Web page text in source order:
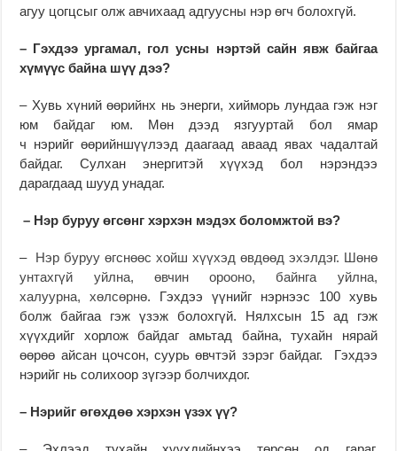
агуу цогцсыг олж авчихаад адгуусны нэр өгч болохгүй.
– Гэхдээ ургамал, гол усны нэртэй сайн явж байгаа
хүмүүс байна шүү дээ?
– Хувь хүний өөрийнх нь энерги, хийморь лундаа гэж нэг
юм байдаг юм. Мөн дээд язгууртай бол ямар
ч нэрийг өөрийншүүлээд даагаад аваад явах чадалтай
байдаг. Сулхан энергитэй хүүхэд бол нэрэндээ
дарагдаад шууд унадаг.
– Нэр буруу өгсөнг хэрхэн мэдэх боломжтой вэ?
– Нэр буруу өгснөөс хойш хүүхэд өвдөөд эхэлдэг. Шөнө
унтахгүй уйлна, өвчин орооно, байнга уйлна,
халуурна, хөлсөрнө. Гэхдээ үүнийг нэрнээс 100 хувь
болж байгаа гэж үзэж болохгүй. Нялхсын 15 ад гэж
хүүхдийг хорлож байдаг амьтад байна, тухайн нярай
өөрөө айсан цочсон, суурь өвчтэй зэрэг байдаг. Гэхдээ
нэрийг нь солихоор зүгээр болчихдог.
– Нэрийг өгөхдөө хэрхэн үзэх үү?